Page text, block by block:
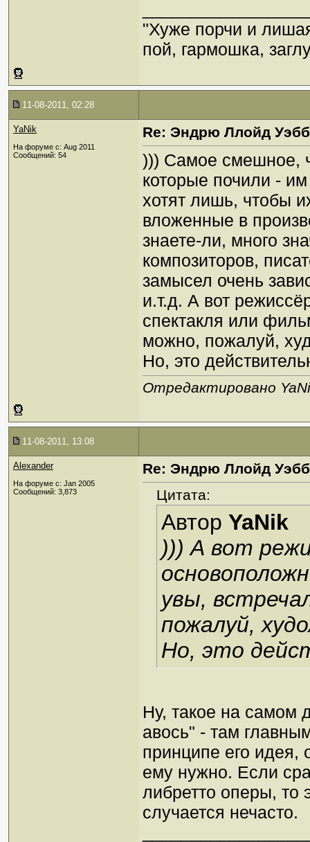
"Хуже порчи и
пой, гармошка,
11-08-2011, 02:28
YaNik
На форуме с: Aug 2011
Сообщений: 54
Re: Эндрю Ллойд
))) Самое смешное,
которые почили -
хотят лишь, чтобы
вложенные в
знаете-ли, много
композиторов,
замысел очень
и.т.д. А вот
спектакля или
можно, пожалуй,
Но, это
Отредактировано
11-08-2011, 13:08
Alexander
На форуме с: Jan 2005
Сообщений: 3,873
Re: Эндрю Ллойд
Цитата:
Автор YaNik
))) А вот
увы,
пожалуй,
Но, это
Ну, такое на самом
авось" - там
принципе его идея,
ему нужно. Если
либретто оперы, то
случается нечасто.